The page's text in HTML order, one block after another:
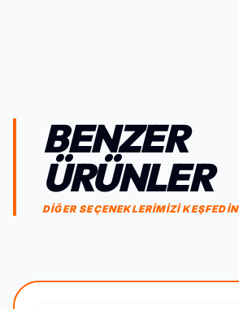
BENZER
ÜRÜNLER
DİĞER SEÇENEKLERİMİZİ KEŞFEDİN